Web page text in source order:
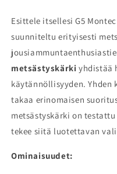
Esittele itsellesi G5
suunniteltu erityisesti
metsästyskärki yhdistää
käytännöllisyyden. Yhden
takaa erinomaisen
metsästyskärki on
tekee siitä luotettavan
Ominaisuudet: